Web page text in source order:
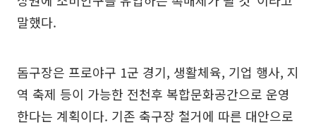
말했다.
돔구장은 프로야구 1군 경기, 생활체육, 기업 행사, 지
역 축제 등이 가능한 전천후 복합문화공간으로 운영
한다는 계획이다. 기존 축구장 철거에 따른 대안으로